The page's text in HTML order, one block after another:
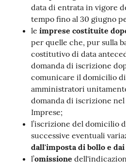
Seguici
data di entrata in vigore
tempo fino al 30 giugno
le imprese costituite
per quelle che, pur sulla
costitutivo di data
domanda di iscrizione
comunicare il domicilio
amministratori
domanda di iscrizione nel
Imprese;
l’iscrizione del domicilio
successive eventuali
dall'imposta di bollo e
l’omissione